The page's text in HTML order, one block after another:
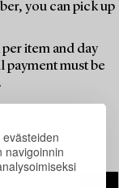
navigoinnin
you can pick up
item and day
must be